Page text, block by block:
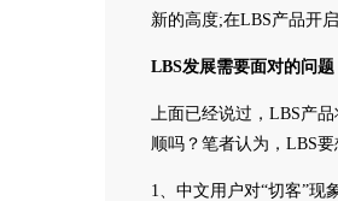
新的高度;在LBS产品开
LBS发展需要面对的问题
上面已经说过，LBS产
顺吗？笔者认为，LBS
1、中文用户对“切客”现